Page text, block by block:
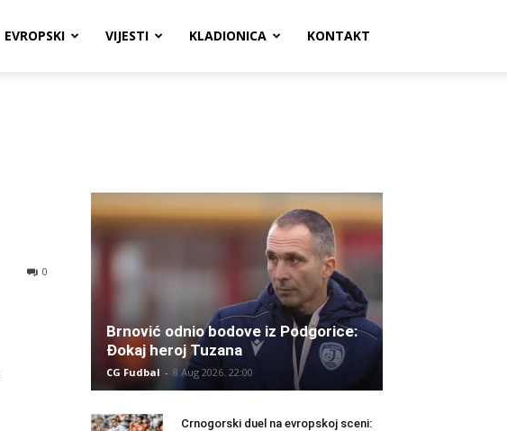
EVROPSKI VIJESTI KLADIONICA KONTAKT
0
Brnović odnio bodove iz Podgorice:
Đokaj heroj Tuzana
CG Fudbal - 8 Aug 2026. 22:00
Crnogorski duel na evropskoj sceni: